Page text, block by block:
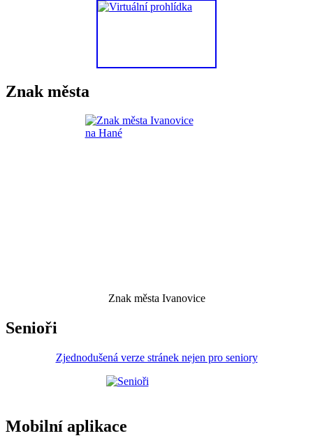
Znak města
Znak města Ivanovice
Senioři
Zjednodušená verze stránek nejen pro seniory
Mobilní aplikace